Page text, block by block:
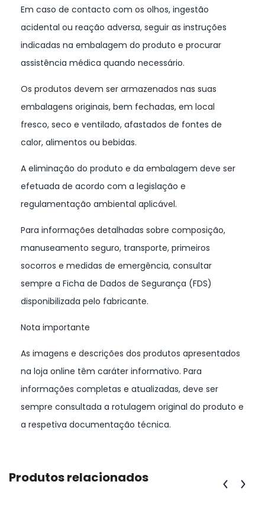
Em caso de contacto com os olhos, ingestão
acidental ou reação adversa, seguir as instruções
indicadas na embalagem do produto e procurar
assistência médica quando necessário.
Os produtos devem ser armazenados nas suas
embalagens originais, bem fechadas, em local
fresco, seco e ventilado, afastados de fontes de
calor, alimentos ou bebidas.
A eliminação do produto e da embalagem deve ser
efetuada de acordo com a legislação e
regulamentação ambiental aplicável.
Para informações detalhadas sobre composição,
manuseamento seguro, transporte, primeiros
socorros e medidas de emergência, consultar
sempre a Ficha de Dados de Segurança (FDS)
disponibilizada pelo fabricante.
Nota importante
As imagens e descrições dos produtos apresentados
na loja online têm caráter informativo. Para
informações completas e atualizadas, deve ser
sempre consultada a rotulagem original do produto e
a respetiva documentação técnica.
Produtos relacionados